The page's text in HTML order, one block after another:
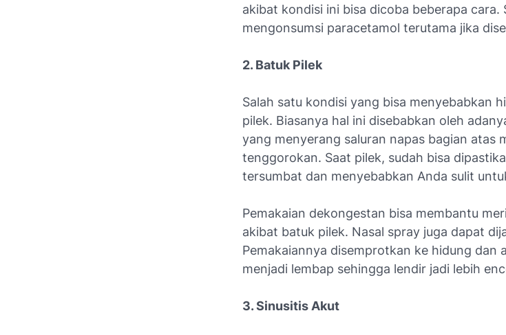
akibat kondisi ini bisa dicoba beberapa cara.
mengonsumsi paracetamol terutama jika
2. Batuk Pilek
Salah satu kondisi yang bisa menyebabkan
pilek. Biasanya hal ini disebabkan oleh
yang menyerang saluran napas bagian atas
tenggorokan. Saat pilek, sudah bisa
tersumbat dan menyebabkan Anda sulit
Pemakaian dekongestan bisa membantu
akibat batuk pilek. Nasal spray juga dapat
Pemakaiannya disemprotkan ke hidung dan
menjadi lembap sehingga lendir jadi lebih
3. Sinusitis Akut